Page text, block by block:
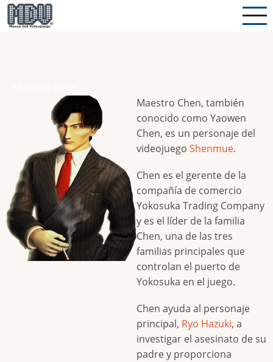
Pasar
al
Maestro Chen, también
conocido como Yaowen
Chen, es un personaje del
videojuego Shenmue.
Chen es el gerente de la
compañía de comercio
Yokosuka Trading Company
y es el líder de la familia
Chen, una de las tres
familias principales que
controlan el puerto de
Yokosuka en el juego.
Chen ayuda al personaje
principal, Ryo Hazuki, a
investigar el asesinato de su
padre y proporciona